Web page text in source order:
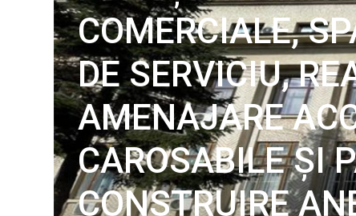
COMERCIALE,
DE SERVICIU,
AMENAJARE
CAROSABILE ȘI
CONSTRUIRE